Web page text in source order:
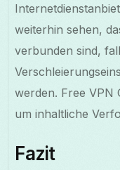
weiterhin sehen,
verbunden sind,
werden. Free VPN
um inhaltliche
Fazit